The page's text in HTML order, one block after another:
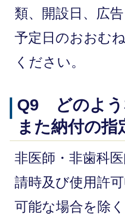
類、開設日、広
予定日のおおむ
ください。
Q9 どのよう
また納付の
非医師・非歯科
請時及び使用許
可能な場合を除